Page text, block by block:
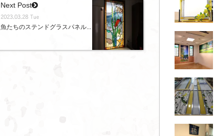
Next Post
2023.03.28 Tue
魚たちのステンドグラスパネル...